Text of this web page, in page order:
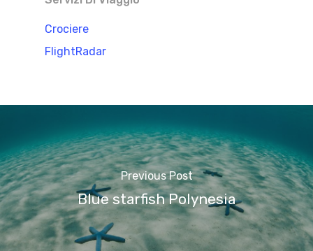
Crociere
FlightRadar
Previous Post
Blue starfish Polynesia